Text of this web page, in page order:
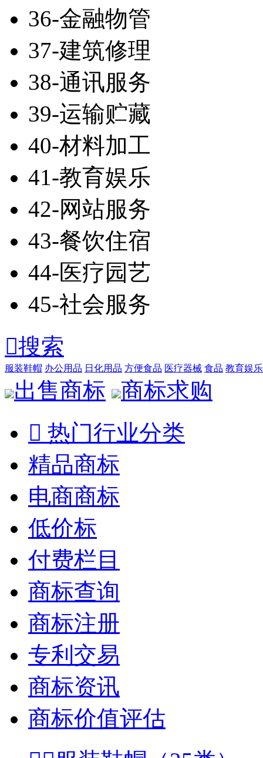
36-金融物管
37-建筑修理
38-通讯服务
39-运输贮藏
40-材料加工
41-教育娱乐
42-网站服务
43-餐饮住宿
44-医疗园艺
45-社会服务
搜索
服装鞋帽 办公用品 日化用品 方便食品 医疗器械 食品 教育娱乐
出售商标
商标求购
 热门行业分类
精品商标
电商商标
低价标
付费栏目
商标查询
商标注册
专利交易
商标资讯
商标价值评估